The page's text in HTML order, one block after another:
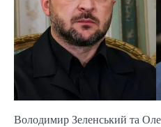
Володимир Зеленський та